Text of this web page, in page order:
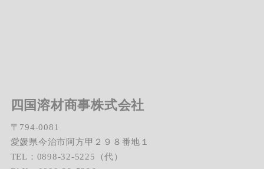
四国溶材商事株式会社
〒794-0081
愛媛県今治市阿方甲２９８番地１
TEL：0898-32-5225（代）